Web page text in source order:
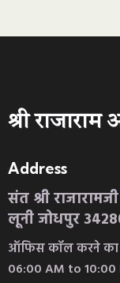
श्री
Address
संत श्री
लूनी जोधपुर
ऑफिस कॉल करने
06:00 AM to 10:00